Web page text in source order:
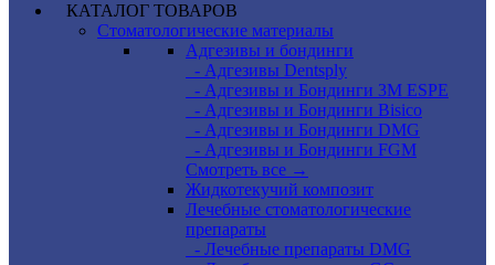
КАТАЛОГ ТОВАРОВ
Стоматологические материалы
Адгезивы и бондинги
- Адгезивы Dentsply
- Адгезивы и Бондинги 3M ESPE
- Адгезивы и Бондинги Bisico
- Адгезивы и Бондинги DMG
- Адгезивы и Бондинги FGM
Смотреть все →
Жидкотекучий композит
Лечебные стоматологические
препараты
- Лечебные препараты DMG